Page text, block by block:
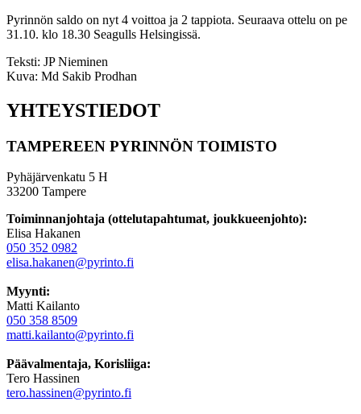
Pyrinnön saldo on nyt 4 voittoa ja 2 tappiota. Seuraava ottelu on pe
31.10. klo 18.30 Seagulls Helsingissä.
Teksti: JP Nieminen
Kuva: Md Sakib Prodhan
YHTEYSTIEDOT
TAMPEREEN PYRINNÖN TOIMISTO
Pyhäjärvenkatu 5 H
33200 Tampere
Toiminnanjohtaja (ottelutapahtumat, joukkueenjohto):
Elisa Hakanen
050 352 0982
elisa.hakanen@pyrinto.fi
Myynti:
Matti Kailanto
050 358 8509
matti.kailanto@pyrinto.fi
Päävalmentaja, Korisliiga:
Tero Hassinen
tero.hassinen@pyrinto.fi